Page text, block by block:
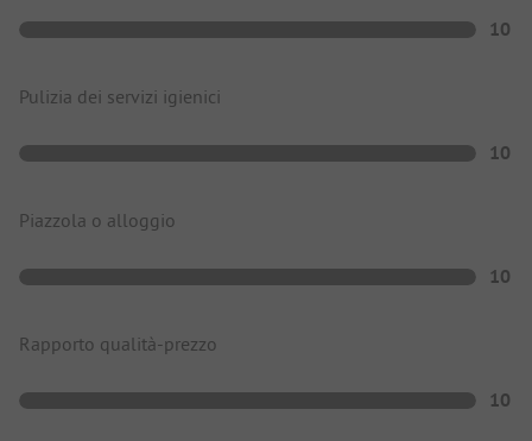
10
Pulizia dei servizi igienici
10
Piazzola o alloggio
10
Rapporto qualità-prezzo
10